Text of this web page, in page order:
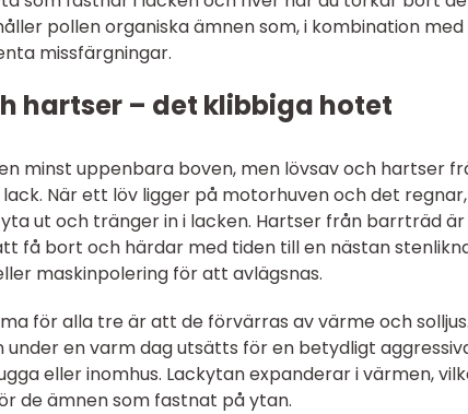
pollen organiska ämnen som, i kombination
missfärgningar.
hartser – det klibbiga hotet
minst uppenbara boven, men lövsav och hartser
När ett löv ligger på motorhuven och det
ut och tränger in i lacken. Hartser från barrträd
få bort och härdar med tiden till en nästan
maskinpolering för att avlägsnas.
för alla tre är att de förvärras av värme och
under en varm dag utsätts för en betydligt
eller inomhus. Lackytan expanderar i värmen,
de ämnen som fastnat på ytan.